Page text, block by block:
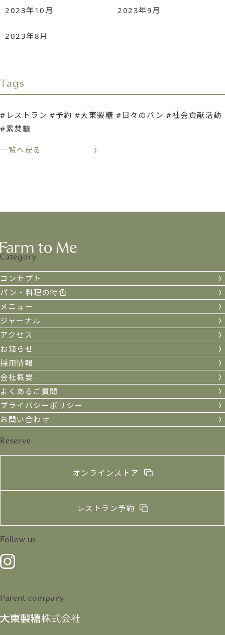
2023年10月 2023年9月
2023年8月
Tags
レストラン 予約 大東製糖 日々のパン
社会貢献活動
素焚糖
一覧へ戻る
Category
コンセプト
パン・料理の特色
メニュー
ジャーナル
アクセス
お知らせ
採用情報
会社概要
よくあるご質問
プライバシーポリシー
お問い合わせ
Reserve
オンラインストア
レストラン予約
Follow us
Parent company